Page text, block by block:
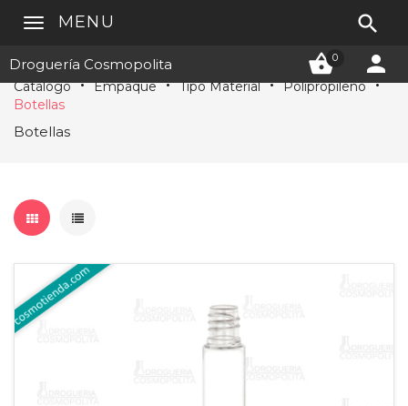
Droguería Cosmopolita 0 
MENU 
Catálogo Empaque Tipo Material
Polipropileno
Botellas
Botellas